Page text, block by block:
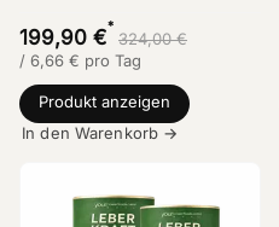
199,90 €*
324,00 €
/ 6,66 € pro Tag
Produkt anzeigen
In den Warenkorb →